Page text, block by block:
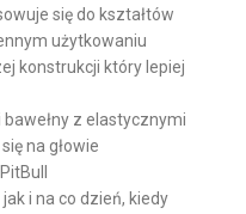
się do kształtów
użytkowaniu
konstrukcji który lepiej
z elastycznymi
na głowie
i na co dzień, kiedy